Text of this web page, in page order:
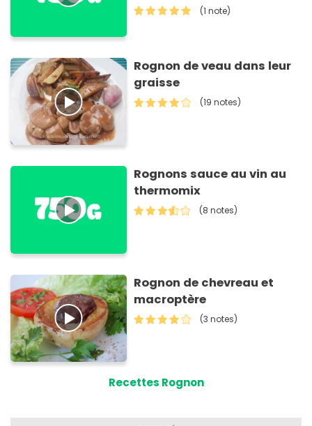
(1 note)
Rognon de veau dans leur
graisse
(19 notes)
Rognons sauce au vin au
thermomix
(8 notes)
Rognon de chevreau et
macroptère
(3 notes)
Recettes Rognon